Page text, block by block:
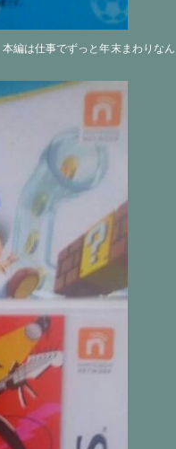
編は仕事でずっと年末まわりなん